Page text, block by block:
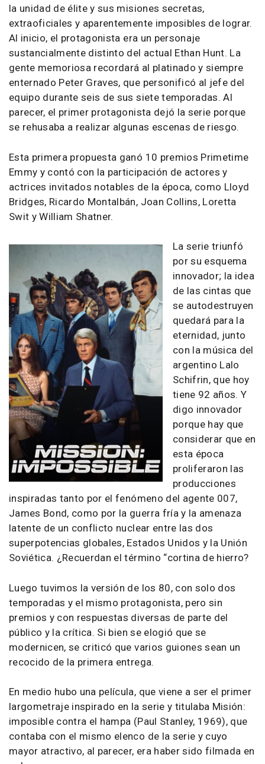
la unidad de élite y sus misiones secretas,
extraoficiales y aparentemente imposibles de lograr.
Al inicio, el protagonista era un personaje
sustancialmente distinto del actual Ethan Hunt. La
gente memoriosa recordará al platinado y siempre
enternado Peter Graves, que personificó al jefe del
equipo durante seis de sus siete temporadas. Al
parecer, el primer protagonista dejó la serie porque
se rehusaba a realizar algunas escenas de riesgo.
Esta primera propuesta ganó 10 premios Primetime
Emmy y contó con la participación de actores y
actrices invitados notables de la época, como Lloyd
Bridges, Ricardo Montalbán, Joan Collins, Loretta
Swit y William Shatner.
La serie triunfó
por su esquema
innovador; la idea
de las cintas que
se autodestruyen
quedará para la
eternidad, junto
con la música del
argentino Lalo
Schifrin, que hoy
tiene 92 años. Y
digo innovador
porque hay que
considerar que en
esta época
proliferaron las
producciones
inspiradas tanto por el fenómeno del agente 007,
James Bond, como por la guerra fría y la amenaza
latente de un conflicto nuclear entre las dos
superpotencias globales, Estados Unidos y la Unión
Soviética. ¿Recuerdan el término “cortina de hierro?
Luego tuvimos la versión de los 80, con solo dos
temporadas y el mismo protagonista, pero sin
premios y con respuestas diversas de parte del
público y la crítica. Si bien se elogió que se
modernicen, se criticó que varios guiones sean un
recocido de la primera entrega.
En medio hubo una película, que viene a ser el primer
largometraje inspirado en la serie y titulaba Misión:
imposible contra el hampa (Paul Stanley, 1969), que
contaba con el mismo elenco de la serie y cuyo
mayor atractivo, al parecer, era haber sido filmada en